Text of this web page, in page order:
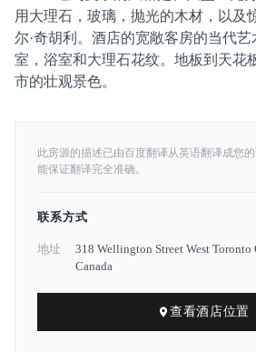
用大理石，玻璃，抛光的木材，以及
尔·奇胡利。酒店的宽敞客房的当代
室，浴室和大理石花纹。地板到天花
市的壮观景色。
此房源的描述已由百度翻译从英语翻译成您
能保证翻译完全准确。
联系方式
地址
318 Wellington Street West Toronto
Canada
查看酒店位置